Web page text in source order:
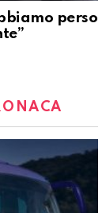
perso